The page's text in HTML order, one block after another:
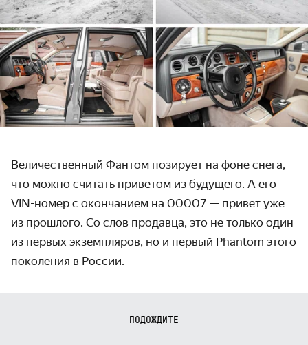
Величественный Фантом позирует на фоне снега,
что можно считать приветом из будущего. А его
VIN-номер с окончанием на 00007 — привет уже
из прошлого. Со слов продавца, это не только один
из первых экземпляров, но и первый Phantom этого
поколения в России.
ПОДОЖДИТЕ